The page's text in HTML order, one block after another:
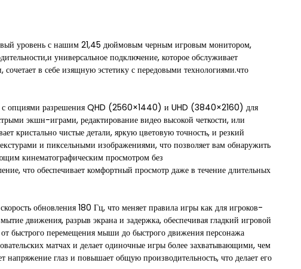
уровень с нашим 21,45 дюймовым черным игровым монитором,
универсальное подключение, которое обслуживает
в себе изящную эстетику с передовыми технологиями.что
с опциями разрешения QHD (2560×1440) и UHD (3840×2160) для
экшн-играми, редактирование видео высокой четкости, или
кристально чистые детали, яркую цветовую точность, и резкий
и пиксельными изображениями, что позволяет вам обнаружить
кинематографическим просмотром без
что обеспечивает комфортный просмотр даже в течение длительных
обновления 180 Гц, что меняет правила игры как для игроков-
движения, разрыв экрана и задержка, обеспечивая гладкий игровой
быстрого перемещения мыши до быстрого движения персонажа
матчах и делает одиночные игры более захватывающими, чем
напряжение глаз и повышает общую производительность, что делает его